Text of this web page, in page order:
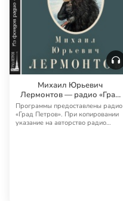
Михаил Юрьевич
Лермонтов — радио «Град
Петров»
Программы предоставлены радио
«Град Петров». При копировании
указание на авторство радио